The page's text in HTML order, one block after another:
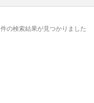
件の検索結果が見つかりました